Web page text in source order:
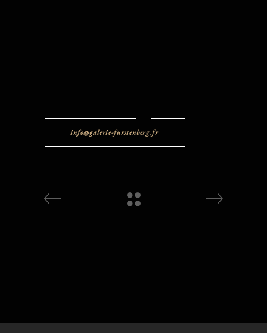
info@galerie-furstenberg.fr